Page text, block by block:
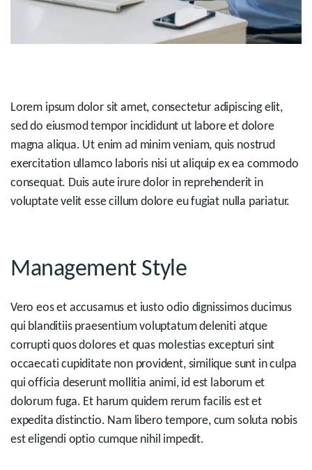
Lorem ipsum dolor sit amet, consectetur adipiscing elit,
sed do eiusmod tempor incididunt ut labore et dolore
magna aliqua. Ut enim ad minim veniam, quis nostrud
exercitation ullamco laboris nisi ut aliquip ex ea commodo
consequat. Duis aute irure dolor in reprehenderit in
voluptate velit esse cillum dolore eu fugiat nulla pariatur.
Management Style
Vero eos et accusamus et iusto odio dignissimos ducimus
qui blanditiis praesentium voluptatum deleniti atque
corrupti quos dolores et quas molestias excepturi sint
occaecati cupiditate non provident, similique sunt in culpa
qui officia deserunt mollitia animi, id est laborum et
dolorum fuga. Et harum quidem rerum facilis est et
expedita distinctio. Nam libero tempore, cum soluta nobis
est eligendi optio cumque nihil impedit.